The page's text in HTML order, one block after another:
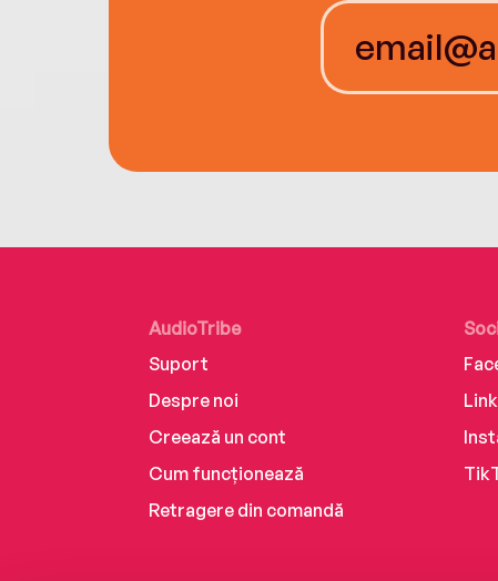
AudioTribe
Suport
Despre noi
Creează un cont
Cum funcționează
Retragere din comandă